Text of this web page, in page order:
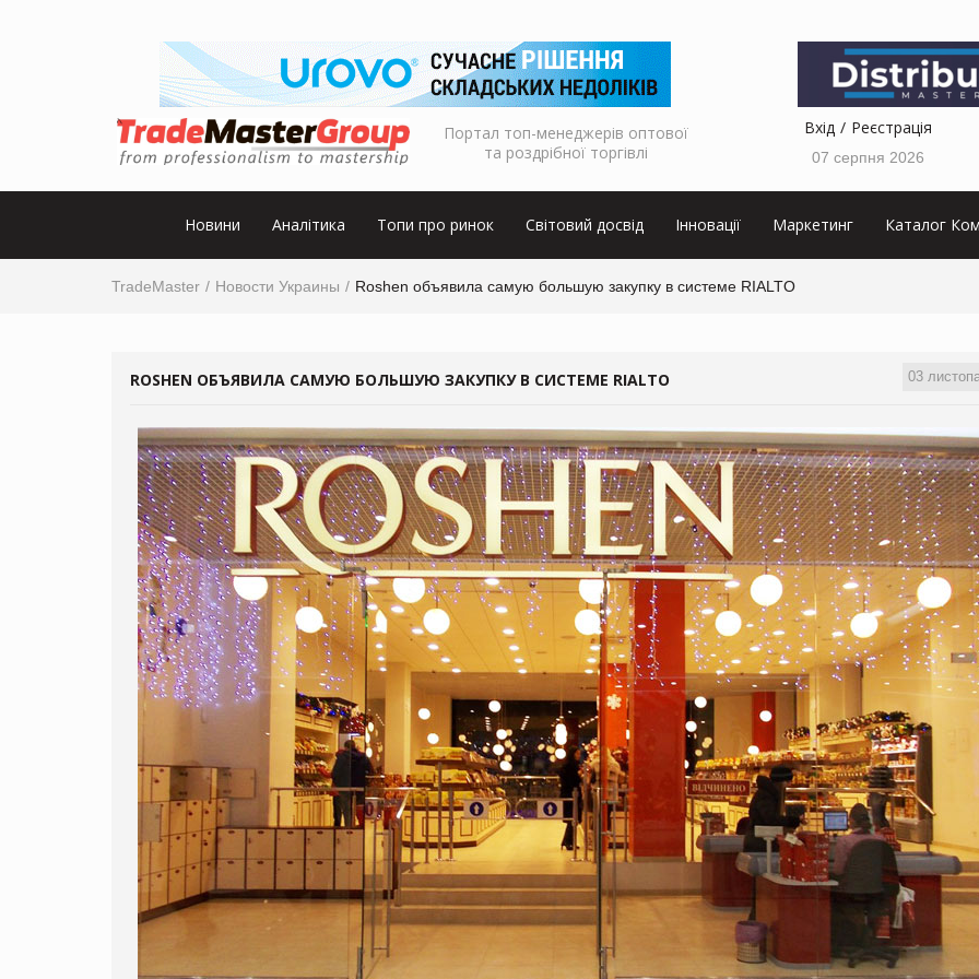
Портал топ-менеджерів оптової
та роздрібної торгівлі
Вхід Реєстрація
07 серпня 2026
Новини Аналітика Топи про ринок Світовий досвід Інновації Маркетинг Каталог
TradeMaster Новости Украины Roshen объявила самую большую закупку в системе RIALTO
03
ROSHEN ОБЪЯВИЛА САМУЮ БОЛЬШУЮ ЗАКУПКУ В СИСТЕМЕ RIALTO